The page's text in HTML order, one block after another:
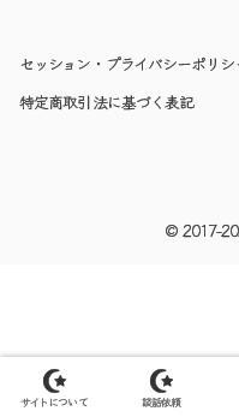
セッション・プライバシーポリシ
特定商取引法に基づく表記
© 2017-
サイトについて 談話依頼